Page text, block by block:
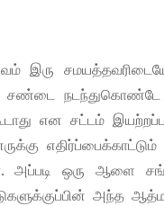
இரு
சண்டை
என சட்டம்
எதிர்ப்பைக்காட்டும்
ஒரு ஆளை
அந்த